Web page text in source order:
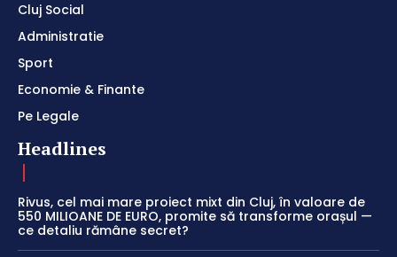
Cluj Social
Administratie
Sport
Economie & Finante
Pe Legale
Headlines
Rivus, cel mai mare proiect mixt din Cluj, în valoare de
550 MILIOANE DE EURO, promite să transforme orașul —
ce detaliu rămâne secret?